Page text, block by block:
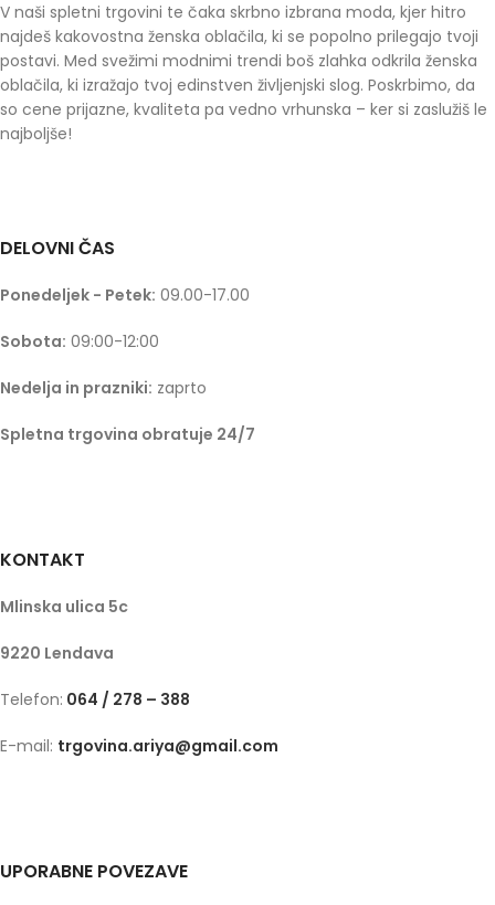
V naši spletni trgovini te čaka skrbno izbrana moda, kjer hitro
najdeš kakovostna ženska oblačila, ki se popolno prilegajo tvoji
postavi. Med svežimi modnimi trendi boš zlahka odkrila ženska
oblačila, ki izražajo tvoj edinstven življenjski slog. Poskrbimo, da
so cene prijazne, kvaliteta pa vedno vrhunska – ker si zaslužiš le
najboljše!
DELOVNI ČAS
Ponedeljek - Petek: 09.00-17.00
Sobota: 09:00-12:00
Nedelja in prazniki: zaprto
Spletna trgovina obratuje 24/7
KONTAKT
Mlinska ulica 5c
9220 Lendava
Telefon: 064 / 278 – 388
E-mail: trgovina.ariya@gmail.com
UPORABNE POVEZAVE